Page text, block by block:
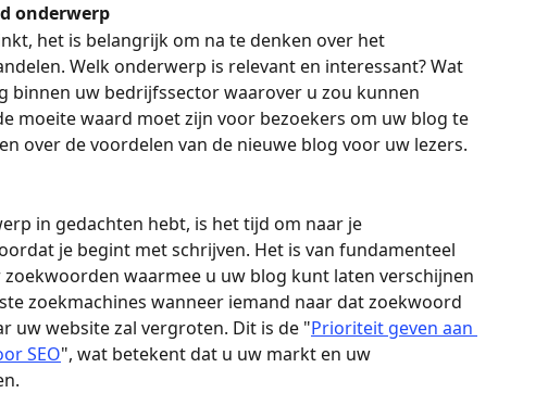
onderwerp
het is belangrijk om na te denken over het
Welk onderwerp is relevant en interessant? Wat
binnen uw bedrijfssector waarover u zou kunnen
moeite waard moet zijn voor bezoekers om uw blog te
over de voordelen van de nieuwe blog voor uw lezers.
in gedachten hebt, is het tijd om naar je
je begint met schrijven. Het is van fundamenteel
waarmee u uw blog kunt laten verschijnen
zoekmachines wanneer iemand naar dat zoekwoord
uw website zal vergroten. Dit is de "Prioriteit geven aan
SEO", wat betekent dat u uw markt en uw